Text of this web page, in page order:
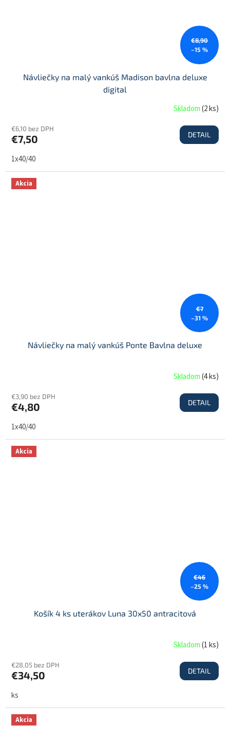
€8,90
–15 %
Návliečky na malý vankúš Madison bavlna deluxe
digital
Skladom(2 ks)
€6,10 bez DPH
€7,50 DETAIL
1x40/40
Akcia
€7
–31 %
Návliečky na malý vankúš Ponte Bavlna deluxe
Skladom(4 ks)
€3,90 bez DPH
€4,80 DETAIL
1x40/40
Akcia
€46
–25 %
Košík 4 ks uterákov Luna 30x50 antracitová
Skladom(1 ks)
€28,05 bez DPH
€34,50 DETAIL
ks
Akcia